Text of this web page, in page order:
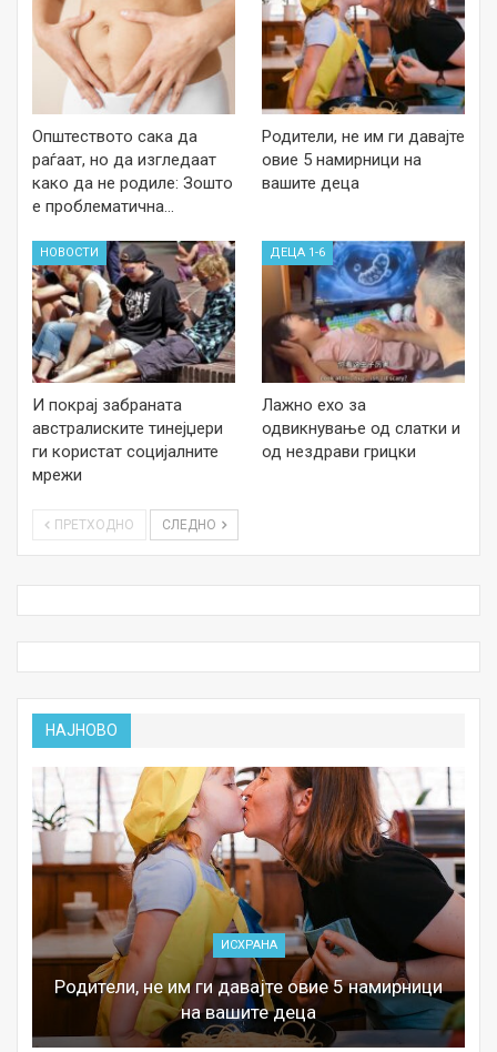
Општеството сака да
раѓаат, но да изгледаат
како да не родиле: Зошто
е проблематична…
Родители, не им ги давајте
овие 5 намирници на
вашите деца
НОВОСТИ
И покрај забраната
австралиските тинејџери
ги користат социјалните
мрежи
ДЕЦА 1-6
Лажно ехо за
одвикнување од слатки и
од нездрави грицки
ПРЕТХОДНО СЛЕДНО
НАЈНОВО
ИСХРАНА
Родители, не им ги давајте овие 5 намирници
на вашите деца